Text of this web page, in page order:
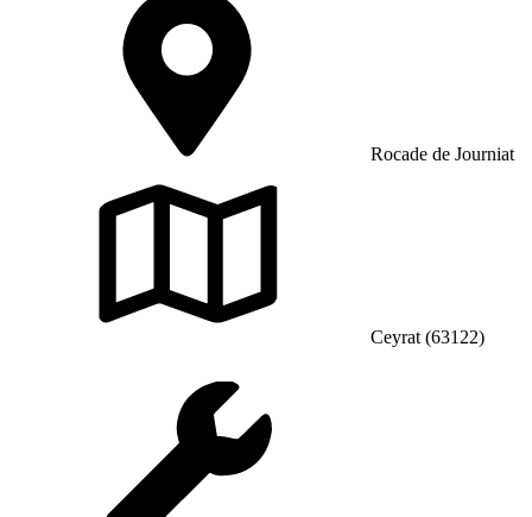
Rocade de Journiat
Ceyrat (63122)